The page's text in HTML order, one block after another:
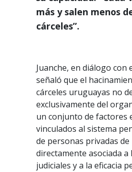
más y salen menos
cárceles”.
Juanche, en diálogo con
señaló que el
cárceles uruguayas no
exclusivamente del
un conjunto de factores
vinculados al sistema
de personas privadas
directamente asociada a
judiciales y a la eficacia